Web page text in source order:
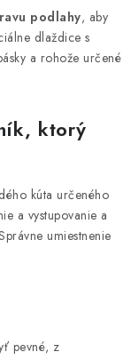
podlahy, aby
dlaždice s
a rohože určené
ktorý
kúta určeného
a vystupovanie a
umiestnenie
pevné, z